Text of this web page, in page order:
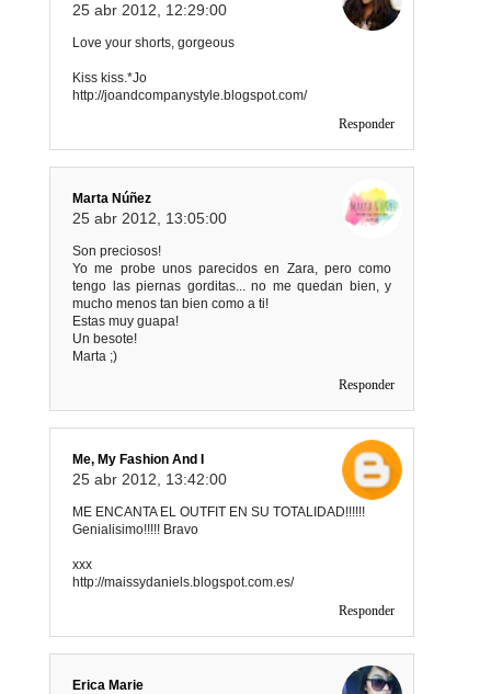
25 abr 2012, 12:29:00
Love your shorts, gorgeous
Kiss kiss.*Jo
http://joandcompanystyle.blogspot.com/
Responder
Marta Núñez
25 abr 2012, 13:05:00
Son preciosos!
Yo me probe unos parecidos en Zara, pero como
tengo las piernas gorditas... no me quedan bien, y
mucho menos tan bien como a ti!
Estas muy guapa!
Un besote!
Marta ;)
Responder
Me, My Fashion And I
25 abr 2012, 13:42:00
ME ENCANTA EL OUTFIT EN SU TOTALIDAD!!!!!!
Genialisimo!!!!! Bravo
xxx
http://maissydaniels.blogspot.com.es/
Responder
Erica Marie